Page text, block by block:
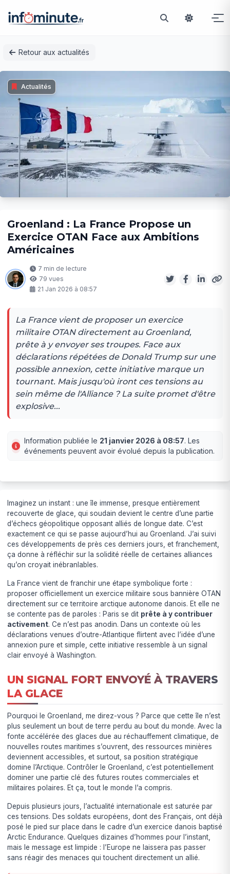
Retour aux actualités
Actualités
Groenland : La France Propose un
Exercice OTAN Face aux Ambitions
Américaines
7 min de lecture
79 vues
21 Jan 2026 à 08:57
La France vient de proposer un exercice
militaire OTAN directement au Groenland,
prête à y envoyer ses troupes. Face aux
déclarations répétées de Donald Trump sur une
possible annexion, cette initiative marque un
tournant. Mais jusqu'où iront ces tensions au
sein même de l'Alliance ? La suite promet d'être
explosive...
Information publiée le 21 janvier 2026 à 08:57. Les
événements peuvent avoir évolué depuis la publication.
Imaginez un instant : une île immense, presque entièrement
recouverte de glace, qui soudain devient le centre d’une partie
d’échecs géopolitique opposant alliés de longue date. C’est
exactement ce qui se passe aujourd’hui au Groenland. J’ai suivi
ces développements de près ces derniers jours, et franchement,
ça donne à réfléchir sur la solidité réelle de certaines alliances
qu’on croyait inébranlables.
La France vient de franchir une étape symbolique forte :
proposer officiellement un exercice militaire sous bannière OTAN
directement sur ce territoire arctique autonome danois. Et elle ne
se contente pas de paroles : Paris se dit prête à y contribuer
activement. Ce n’est pas anodin. Dans un contexte où les
déclarations venues d’outre-Atlantique flirtent avec l’idée d’une
annexion pure et simple, cette initiative ressemble à un signal
clair envoyé à Washington.
UN SIGNAL FORT ENVOYÉ À TRAVERS
LA GLACE
Pourquoi le Groenland, me direz-vous ? Parce que cette île n’est
plus seulement un bout de terre perdu au bout du monde. Avec la
fonte accélérée des glaces due au réchauffement climatique, de
nouvelles routes maritimes s’ouvrent, des ressources minières
deviennent accessibles, et surtout, sa position stratégique
domine l’Arctique. Contrôler le Groenland, c’est potentiellement
dominer une partie clé des futures routes commerciales et
militaires polaires. Et ça, tout le monde l’a compris.
Depuis plusieurs jours, l’actualité internationale est saturée par
ces tensions. Des soldats européens, dont des Français, ont déjà
posé le pied sur place dans le cadre d’un exercice danois baptisé
Arctic Endurance. Quelques dizaines d’hommes pour l’instant,
mais le message est limpide : l’Europe ne laissera pas passer
sans réagir des menaces qui touchent directement un allié.